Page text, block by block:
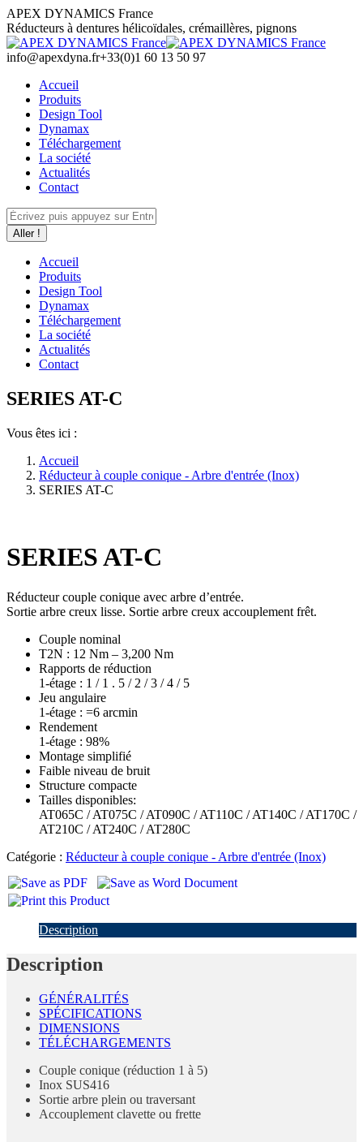
Aller
au
contenu
APEX DYNAMICS France
Réducteurs à dentures hélicoïdales, crémaillères, pignons
info@apexdyna.fr+33(0)1 60 13 50 97
Accueil
Produits
Design Tool
Dynamax
Téléchargement
La société
Actualités
Contact
Recherche
:
Accueil
Produits
Design Tool
Dynamax
Téléchargement
La société
Actualités
Contact
SERIES AT-C
Vous êtes ici :
Accueil
Réducteur à couple conique - Arbre d'entrée (Inox)
SERIES AT-C
SERIES AT-C
Réducteur couple conique avec arbre d’entrée.
Sortie arbre creux lisse. Sortie arbre creux accouplement frêt.
Couple nominal
T2N : 12 Nm – 3,200 Nm
Rapports de réduction
1-étage : 1 / 1 . 5 / 2 / 3 / 4 / 5
Jeu angulaire
1-étage : =6 arcmin
Rendement
1-étage : 98%
Montage simplifié
Faible niveau de bruit
Structure compacte
Tailles disponibles:
AT065C / AT075C / AT090C / AT110C / AT140C / AT170C /
AT210C / AT240C / AT280C
Catégorie : Réducteur à couple conique - Arbre d'entrée (Inox)
Description
Description
GÉNÉRALITÉS
SPÉCIFICATIONS
DIMENSIONS
TÉLÉCHARGEMENTS
Couple conique (réduction 1 à 5)
Inox SUS416
Sortie arbre plein ou traversant
Accouplement clavette ou frette